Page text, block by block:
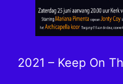
2021 – Keep On